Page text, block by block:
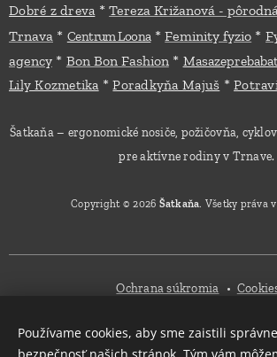
Dobré z dreva*Tereza Križanová -
Trnava * Centrum Loona *Feminity fyzio *
agency * Bon Bon Fashion*
Lily Kozmetika*Poradkyňa Majuš *
Šatkaňa – ergonomické nosiče, požičovňa,
pre aktívne rodiny v Trnave.
Copyright © 2026 Šatkaňa. Všetky práva
Ochrana súkromia
Mena
Používame cookies, aby sme zaistili